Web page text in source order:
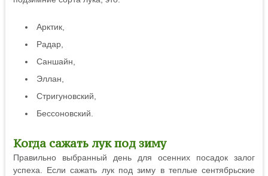
Арктик,
Радар,
Саншайн,
Эллан,
Стригуновский,
Бессоновский.
Когда сажать лук под зиму
Правильно выбранный день для осенних посадок залог
успеха. Если сажать лук под зиму в теплые сентябрьские